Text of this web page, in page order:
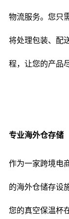
物流服务。您只
将处理包装、配
程，让您的产品
专业海外仓存储
作为一家跨境电
的海外仓储存设
您的真空保温杯